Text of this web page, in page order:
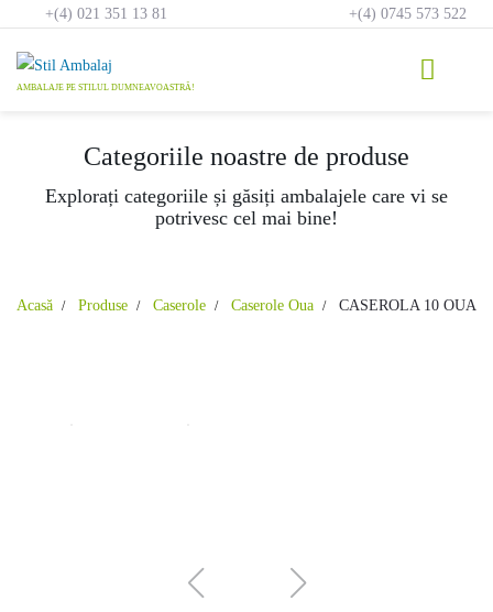
content
+(4) 021 351 13 81 +(4) 0745 573 522
Categoriile noastre de produse
Explorați categoriile și găsiți ambalajele care vi se
potrivesc cel mai bine!
Acasă Produse Caserole Caserole Oua CASEROLA 10 OUA